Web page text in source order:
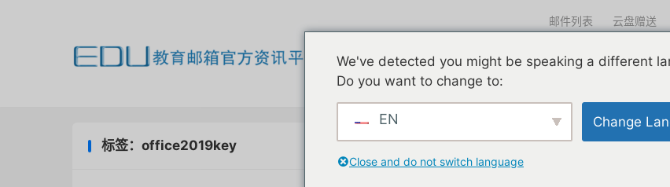
我们一直在努力
edu邮箱申请
邮件列表 云盘赠送
标签：office2019key
We've detected you might be speaking a different
Do you want to change to:
EN Change
Close and do not switch language